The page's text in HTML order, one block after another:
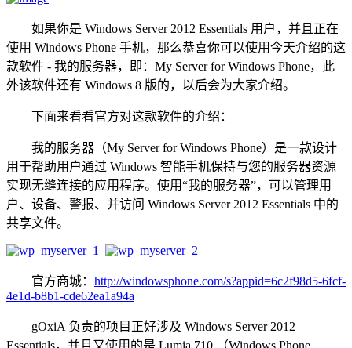
如果你是 Windows Server 2012 Essentials 用户，并且正在
使用 Windows Phone 手机，那么恭喜你可以使用今天介绍的这
款软件 - 我的服务器，即：My Server for Windows Phone，此
外该软件还有 Windows 8 版的，以后会为大家介绍。
下面来看看官方对这款软件的介绍：
我的服务器（My Server for Windows Phone）是一款设计
用于帮助用户通过 Windows 智能手机保持与您的服务器资源
实现无缝连接的应用程序。使用“我的服务器”，可以管理用
户、设备、警报、并访问 Windows Server 2012 Essentials 中的
共享文件。
官方商城： http://windowsphone.com/s?appid=6c2f98d5-6fcf-
4e1d-b8b1-cde62ea1a94a
gOxiA 负责的项目正好涉及 Windows Server 2012